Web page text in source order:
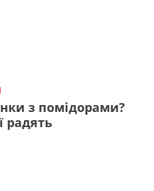
з помідорами?
радять